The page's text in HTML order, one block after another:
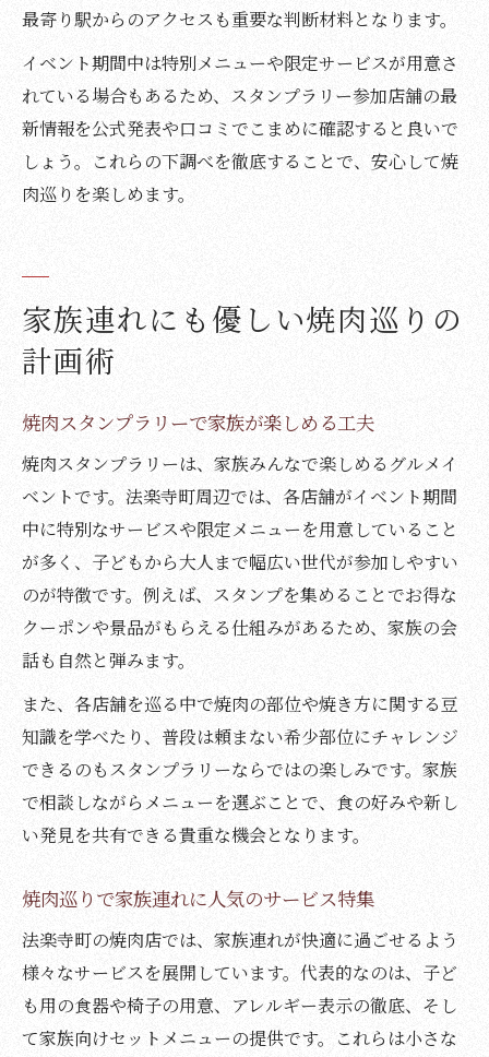
最寄り駅からのアクセスも重要な判断材料となります。
イベント期間中は特別メニューや限定サービスが用意さ
れている場合もあるため、スタンプラリー参加店舗の最
新情報を公式発表や口コミでこまめに確認すると良いで
しょう。これらの下調べを徹底することで、安心して焼
肉巡りを楽しめます。
家族連れにも優しい焼肉巡りの
計画術
焼肉スタンプラリーで家族が楽しめる工夫
焼肉スタンプラリーは、家族みんなで楽しめるグルメイ
ベントです。法楽寺町周辺では、各店舗がイベント期間
中に特別なサービスや限定メニューを用意していること
が多く、子どもから大人まで幅広い世代が参加しやすい
のが特徴です。例えば、スタンプを集めることでお得な
クーポンや景品がもらえる仕組みがあるため、家族の会
話も自然と弾みます。
また、各店舗を巡る中で焼肉の部位や焼き方に関する豆
知識を学べたり、普段は頼まない希少部位にチャレンジ
できるのもスタンプラリーならではの楽しみです。家族
で相談しながらメニューを選ぶことで、食の好みや新し
い発見を共有できる貴重な機会となります。
焼肉巡りで家族連れに人気のサービス特集
法楽寺町の焼肉店では、家族連れが快適に過ごせるよう
様々なサービスを展開しています。代表的なのは、子ど
も用の食器や椅子の用意、アレルギー表示の徹底、そし
て家族向けセットメニューの提供です。これらは小さな